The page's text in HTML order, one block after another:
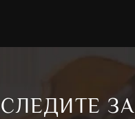
СЛЕДИТЕ ЗА